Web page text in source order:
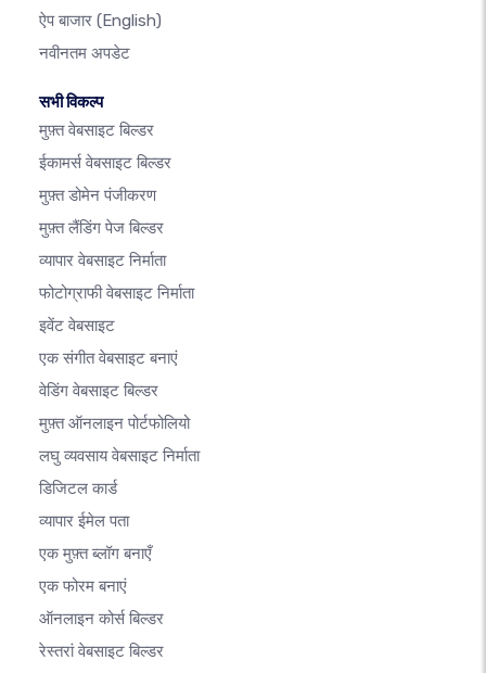
ऐप बाजार (English)
नवीनतम अपडेट
सभी विकल्प
मुफ़्त वेबसाइट बिल्डर
ईकामर्स वेबसाइट बिल्डर
मुफ़्त डोमेन पंजीकरण
मुफ़्त लैंडिंग पेज बिल्डर
व्यापार वेबसाइट निर्माता
फोटोग्राफी वेबसाइट निर्माता
इवेंट वेबसाइट
एक संगीत वेबसाइट बनाएं
वेडिंग वेबसाइट बिल्डर
मुफ़्त ऑनलाइन पोर्टफोलियो
लघु व्यवसाय वेबसाइट निर्माता
डिजिटल कार्ड
व्यापार ईमेल पता
एक मुफ़्त ब्लॉग बनाएँ
एक फोरम बनाएं
ऑनलाइन कोर्स बिल्डर
रेस्तरां वेबसाइट बिल्डर